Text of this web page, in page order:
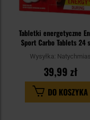
Tabletki energetyczne
Sport Carbo Tablets 24
cytryna
Wysyłka:
39,99 zł
DO KOSZYKA